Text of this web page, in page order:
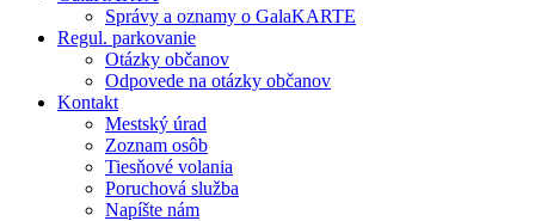
Správy a oznamy o GalaKARTE
Regul. parkovanie
Otázky občanov
Odpovede na otázky občanov
Kontakt
Mestský úrad
Zoznam osôb
Tiesňové volania
Poruchová služba
Napíšte nám